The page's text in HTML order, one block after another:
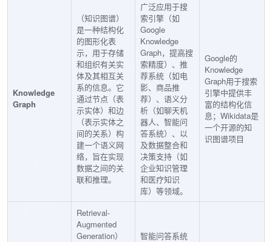
Knowledge
Graph
（知识图谱）
是一种结构化
的图形化表
示，用于存储
和组织有关实
体及其相互关
系的信息。它
通过节点（表
示实体）和边
（表示实体之
间的关系）构
建一个语义网
络，旨在实现
数据之间的关
联和推理。
广泛应用于搜
索引擎（如
Google
Knowledge
Graph，提高搜
索精度）、推
荐系统（如电
影、商品推
荐）、语义分
析（如聊天机
器人、智能问
答系统）、以
及数据整合和
决策支持（如
企业知识管理
和医疗知识
库）等领域。
Google的
Knowledge
Graph用于搜索
引擎中提供丰
富的结构化信
息；Wikidata是
一个开源的知
识图谱项目
Retrieval-
Augmented
Generation）
智能问答系统